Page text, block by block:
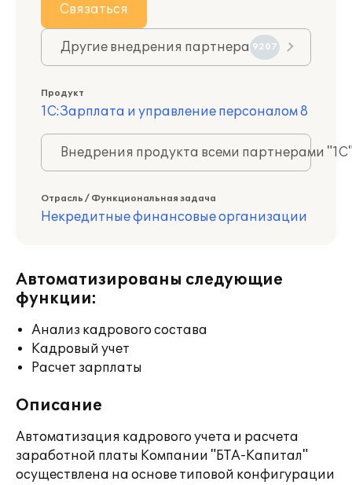
Связаться
Другие внедрения партнера 9207
Продукт
1С:Зарплата и управление персоналом 8
Внедрения продукта всеми партнерами
Отрасль / Функциональная задача
Некредитные финансовые организации
Автоматизированы следующие
функции:
Анализ кадрового состава
Кадровый учет
Расчет зарплаты
Описание
Автоматизация кадрового учета и расчета
заработной платы Компании "БТА-Капитал"
осуществлена на основе типовой конфигурации